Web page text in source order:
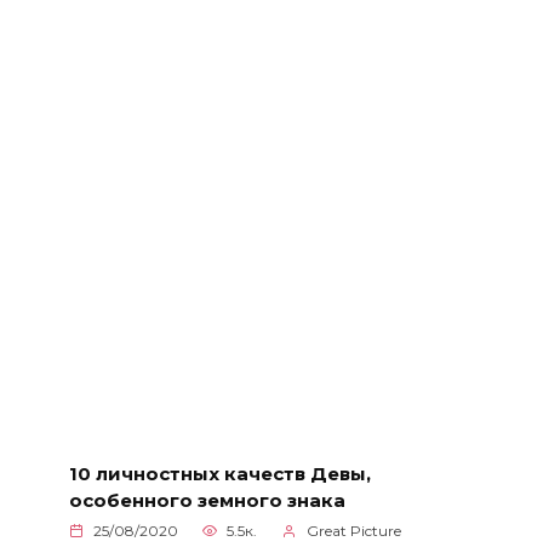
10 личностных качеств Девы,
особенного земного знака
25/08/2020 5.5к. Great Picture